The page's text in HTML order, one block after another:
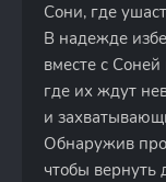
Сони, где
В надежде
вместе с
где их ждут
и
Обнаружив
чтобы